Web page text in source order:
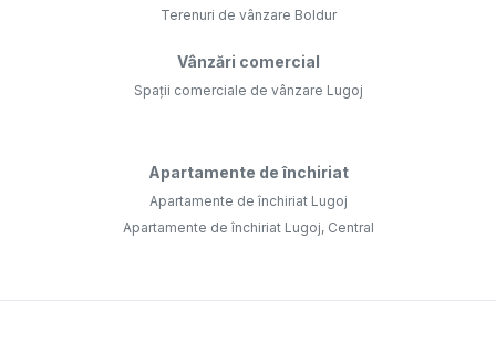
Terenuri de vânzare Boldur
Vânzări comercial
Spații comerciale de vânzare Lugoj
Apartamente de închiriat
Apartamente de închiriat Lugoj
Apartamente de închiriat Lugoj, Central